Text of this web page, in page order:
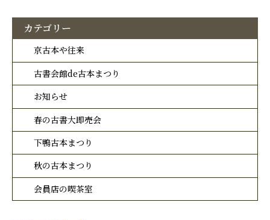
カテゴリー
京古本や往来
古書会館de古本まつり
お知らせ
春の古書大即売会
下鴨古本まつり
秋の古本まつり
会員店の喫茶室